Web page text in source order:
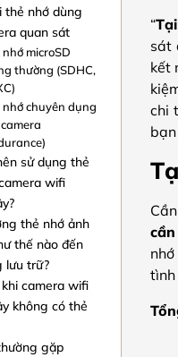
thẻ nhớ dùng
quan sát
nhớ microSD
thường (SDHC,
nhớ chuyên dụng
sử dụng thẻ
wifi
thẻ nhớ ảnh
thế nào đến
lưu trữ?
camera wifi
không có thẻ
gặp
“
sát
kết
chi
tình